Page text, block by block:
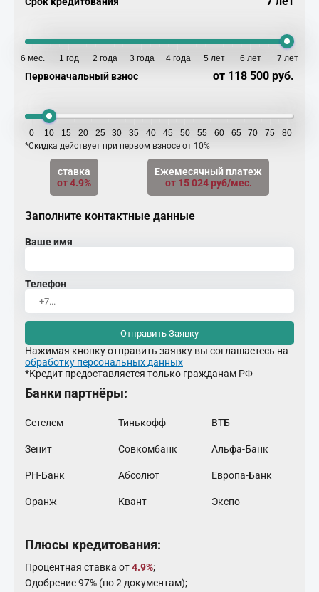
6 мес. 1 год 2 года 3 года 4 года 5 лет 6 лет 7 лет
Первоначальный взнос от 118 500 руб.
0 10 15 20 25 30 35 40 45 50 55 60 65 70 75
80
*Скидка действует при первом взносе от 10%
ставка
от 4.9%
Ежемесячный платеж
от 15 024 руб/мес.
Заполните контактные данные
Ваше имя
Телефон
Отправить Заявку
Нажимая кнопку отправить заявку вы соглашаетесь на
обработку персональных данных
*Кредит предоставляется только гражданам РФ
Банки партнёры:
Сетелем Тинькофф ВТБ
Зенит Совкомбанк Альфа-Банк
РН-Банк Абсолют Европа-Банк
Оранж Квант Экспо
Плюсы кредитования:
Процентная ставка от4.9%;
Одобрение 97% (по 2 документам);